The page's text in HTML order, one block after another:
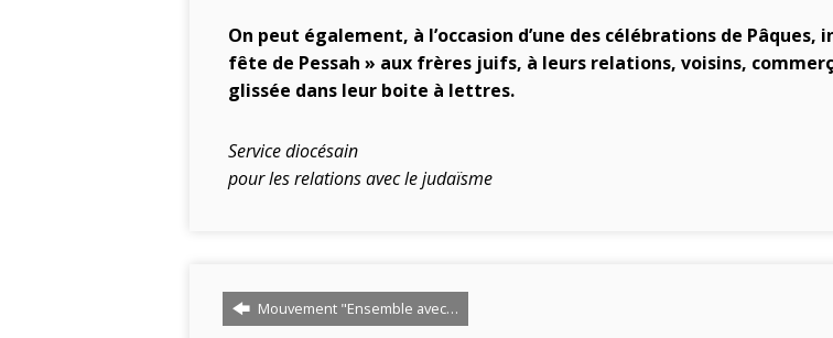
On peut également, à l’occasion d’une des célébrations de
fête de Pessah » aux frères juifs, à leurs relations, voisins,
glissée dans leur boite à lettres.
Service diocésain
pour les relations avec le judaïsme
Mouvement "Ensemble avec…